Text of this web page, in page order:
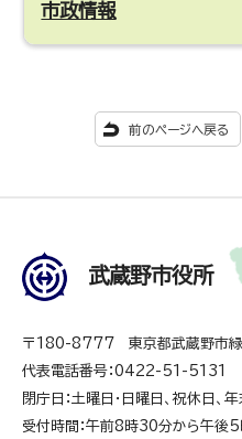
市政情報
前のページへ戻る
武蔵野市役所
〒180-8777 東京都武蔵野市
代表電話番号：0422-51-5131
閉庁日：土曜日・日曜日、祝休日、
受付時間：午前8時30分から午後5